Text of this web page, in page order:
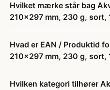
Hvilket mærke står bag
210x297 mm, 230 g, sort,
Hvad er EAN / Produktid
210x297 mm, 230 g, sort,
Hvilken kategori tilhører